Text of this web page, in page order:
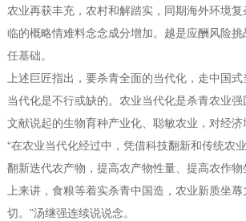
农业再获丰充，农村和解踏实，同期海外环境
临的概略情难料念念成分增加。越是应酬风险挑
任基础。
上述巨匠指出，要杀青全面的当代化，走中国
当代化是不行或缺的。农业当代化是杀青农业强
文献说起的生物育种产业化、聪敏农业，对经济
“在农业当代化经过中，凭借科技翻新和传统农
翻新迭代农产物，提高农产物性量、提高农作
上来讲，食粮等着实杀青中国造，农业新质坐
切。”汤继强连续说说念。